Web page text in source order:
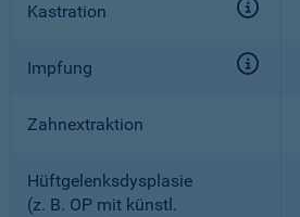
Kastration
Impfung
Zahnextraktion
Hüftgelenksdysplasie
(z. B. OP mit künstl.